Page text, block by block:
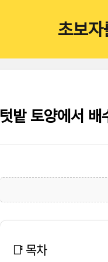
초보
텃밭 토양에서
📑 목차